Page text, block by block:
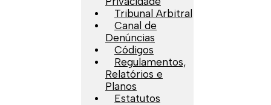
Tribunal Arbitral
Canal de
Denúncias
Códigos
Regulamentos,
Relatórios e
Planos
Estatutos